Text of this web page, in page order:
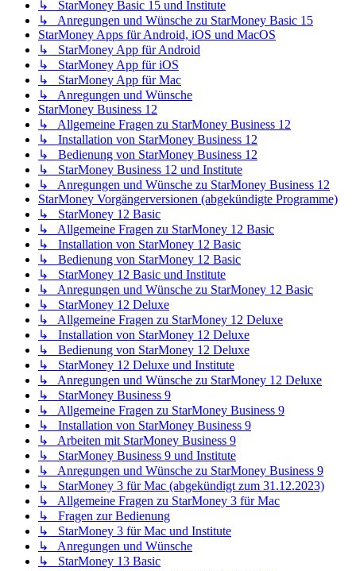
↳ StarMoney Basic 15 und Institute
↳ Anregungen und Wünsche zu StarMoney Basic 15
StarMoney Apps für Android, iOS und MacOS
↳ StarMoney App für Android
↳ StarMoney App für iOS
↳ StarMoney App für Mac
↳ Anregungen und Wünsche
StarMoney Business 12
↳ Allgemeine Fragen zu StarMoney Business 12
↳ Installation von StarMoney Business 12
↳ Bedienung von StarMoney Business 12
↳ StarMoney Business 12 und Institute
↳ Anregungen und Wünsche zu StarMoney Business 12
StarMoney Vorgängerversionen (abgekündigte Programme)
↳ StarMoney 12 Basic
↳ Allgemeine Fragen zu StarMoney 12 Basic
↳ Installation von StarMoney 12 Basic
↳ Bedienung von StarMoney 12 Basic
↳ StarMoney 12 Basic und Institute
↳ Anregungen und Wünsche zu StarMoney 12 Basic
↳ StarMoney 12 Deluxe
↳ Allgemeine Fragen zu StarMoney 12 Deluxe
↳ Installation von StarMoney 12 Deluxe
↳ Bedienung von StarMoney 12 Deluxe
↳ StarMoney 12 Deluxe und Institute
↳ Anregungen und Wünsche zu StarMoney 12 Deluxe
↳ StarMoney Business 9
↳ Allgemeine Fragen zu StarMoney Business 9
↳ Installation von StarMoney Business 9
↳ Arbeiten mit StarMoney Business 9
↳ StarMoney Business 9 und Institute
↳ Anregungen und Wünsche zu StarMoney Business 9
↳ StarMoney 3 für Mac (abgekündigt zum 31.12.2023)
↳ Allgemeine Fragen zu StarMoney 3 für Mac
↳ Fragen zur Bedienung
↳ StarMoney 3 für Mac und Institute
↳ Anregungen und Wünsche
↳ StarMoney 13 Basic